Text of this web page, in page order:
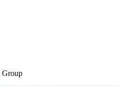
Group